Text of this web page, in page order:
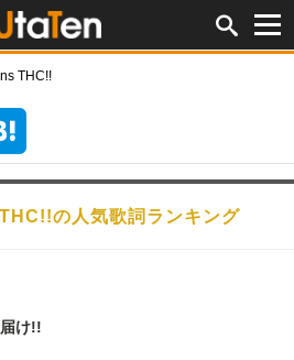
THC!!
ク
ー
の人気歌詞ランキング
け!!